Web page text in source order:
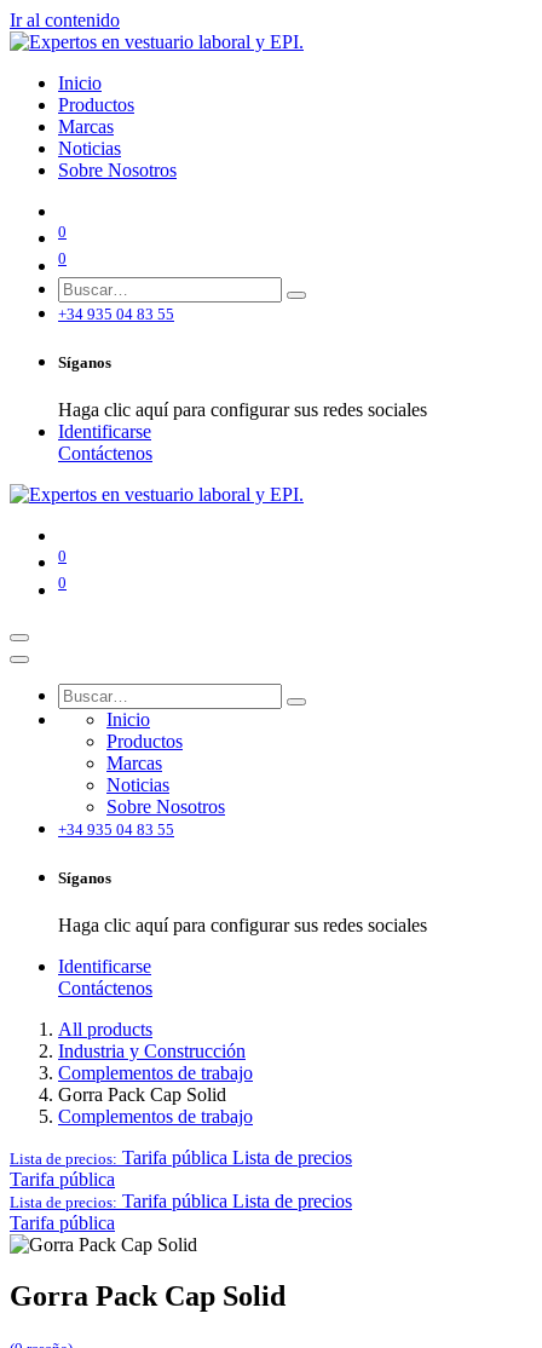
Ir al contenido
Inicio
Productos
Marcas
Noticias
Sobre Nosotros
0
0
+34 935 04 83 55
Síganos
Haga clic aquí para configurar sus redes sociales
Identificarse
Contáctenos
0
0
Inicio
Productos
Marcas
Noticias
Sobre Nosotros
+34 935 04 83 55
Síganos
Haga clic aquí para configurar sus redes sociales
Identificarse
Contáctenos
All products
Industria y Construcción
Complementos de trabajo
Gorra Pack Cap Solid
Complementos de trabajo
Lista de precios: Tarifa pública Lista de precios
Tarifa pública
Lista de precios: Tarifa pública Lista de precios
Tarifa pública
Gorra Pack Cap Solid